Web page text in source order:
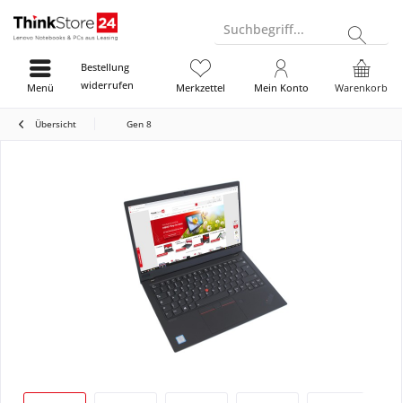
Suchbegriff...
Bestellung
widerrufen
Warenkorb
Merkzettel Mein Konto
Menü
Übersicht Gen 8